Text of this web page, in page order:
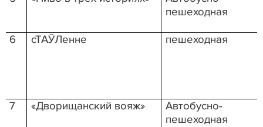
пешеходная
6 сТАЎЛенне пешеходная
7 «Дворищанский вояж»
Автобусно-
пешеходная